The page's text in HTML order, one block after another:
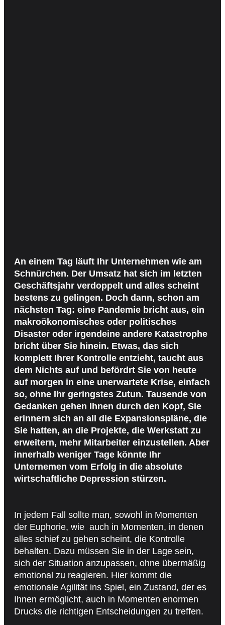
An einem Tag läuft Ihr Unternehmen wie am
Schnürchen. Der Umsatz hat sich im letzten
Geschäftsjahr verdoppelt und alles scheint
bestens zu gelingen. Doch dann, schon am
nächsten Tag: eine Pandemie bricht aus, ein
makroökonomisches oder politisches
Disaster oder irgendeine andere Katastrophe
bricht über Sie hinein. Etwas, das sich
komplett Ihrer Kontrolle entzieht, taucht aus
dem Nichts auf und befördrt Sie von heute
auf morgen in eine unerwartete Krise, einfach
so, ohne Ihr geringstes Zutun. Tausende von
Gedanken gehen Ihnen durch den Kopf, Sie
erinnern sich an all die Expansionspläne, die
Sie hatten, an die Projekte, die Werkstatt zu
erweitern, mehr Mitarbeiter einzustellen. Aber
innerhalb weniger Tage könnte Ihr
Unternemen vom Erfolg in die absolute
wirtschaftliche Depression stürzen.
In jedem Fall sollte man, sowohl in Momenten
der Euphorie, wie auch in Momenten, in denen
alles schief zu gehen scheint, die Kontrolle
behalten. Dazu müssen Sie in der Lage sein,
sich der Situation anzupassen, ohne übermäßig
emotional zu reagieren. Hier kommt die
emotionale Agilität ins Spiel, ein Zustand, der es
Ihnen ermöglicht, auch in Momenten enormen
Drucks die richtigen Entscheidungen zu treffen.